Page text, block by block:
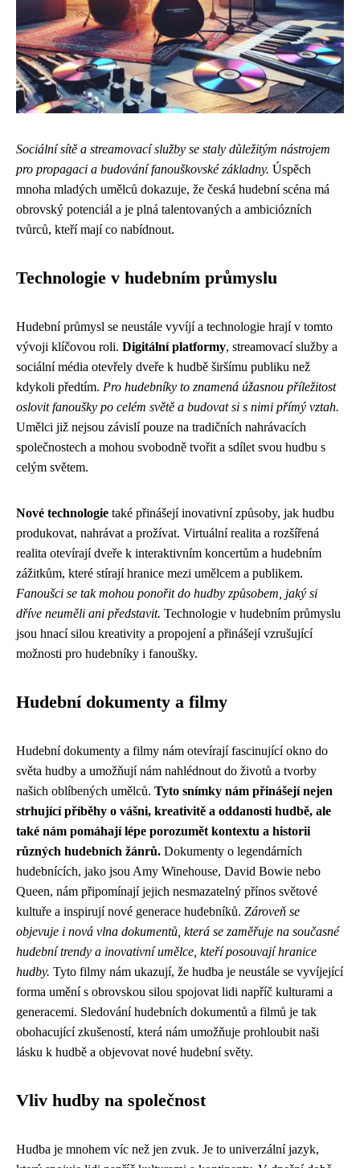
Sociální sítě a streamovací služby se staly důležitým nástrojem
pro propagaci a budování fanouškovské základny. Úspěch
mnoha mladých umělců dokazuje, že česká hudební scéna má
obrovský potenciál a je plná talentovaných a ambiciózních
tvůrců, kteří mají co nabídnout.
Technologie v hudebním průmyslu
Hudební průmysl se neustále vyvíjí a technologie hrají v tomto
vývoji klíčovou roli. Digitální platformy, streamovací služby a
sociální média otevřely dveře k hudbě širšímu publiku než
kdykoli předtím. Pro hudebníky to znamená úžasnou příležitost
oslovit fanoušky po celém světě a budovat si s nimi přímý vztah.
Umělci již nejsou závislí pouze na tradičních nahrávacích
společnostech a mohou svobodně tvořit a sdílet svou hudbu s
celým světem.
Nové technologie také přinášejí inovativní způsoby, jak hudbu
produkovat, nahrávat a prožívat. Virtuální realita a rozšířená
realita otevírají dveře k interaktivním koncertům a hudebním
zážitkům, které stírají hranice mezi umělcem a publikem.
Fanoušci se tak mohou ponořit do hudby způsobem, jaký si
dříve neuměli ani představit. Technologie v hudebním průmyslu
jsou hnací silou kreativity a propojení a přinášejí vzrušující
možnosti pro hudebníky i fanoušky.
Hudební dokumenty a filmy
Hudební dokumenty a filmy nám otevírají fascinující okno do
světa hudby a umožňují nám nahlédnout do životů a tvorby
našich oblíbených umělců. Tyto snímky nám přinášejí nejen
strhující příběhy o vášni, kreativitě a oddanosti hudbě, ale
také nám pomáhají lépe porozumět kontextu a historii
různých hudebních žánrů. Dokumenty o legendárních
hudebnících, jako jsou Amy Winehouse, David Bowie nebo
Queen, nám připomínají jejich nesmazatelný přínos světové
kultuře a inspirují nové generace hudebníků. Zároveň se
objevuje i nová vlna dokumentů, která se zaměřuje na současné
hudební trendy a inovativní umělce, kteří posouvají hranice
hudby. Tyto filmy nám ukazují, že hudba je neustále se vyvíjející
forma umění s obrovskou silou spojovat lidi napříč kulturami a
generacemi. Sledování hudebních dokumentů a filmů je tak
obohacující zkušeností, která nám umožňuje prohloubit naši
lásku k hudbě a objevovat nové hudební světy.
Vliv hudby na společnost
Hudba je mnohem víc než jen zvuk. Je to univerzální jazyk,